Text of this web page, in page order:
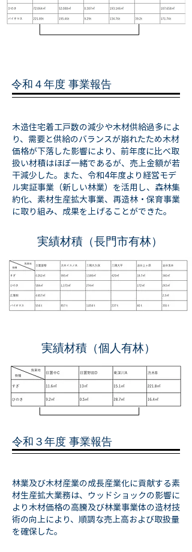
令和４年度 事業報告
木造住宅着工戸数の減少や木材供給過多によ
り、需要と供給のバランスが崩れたため木材
価格が下落した影響により、前年度に比べ取
扱い材積はほぼ一緒であるが、売上金額が若
干減少した。また、令和4年度より経営モデ
ル実証事業（新しい林業）を活用し、森林集
約化、素材生産拡大事業、再造林・保育事業
に取り組み、成果を上げることができた。
実績材積（長門市有林）
実績材積（個人有林）
令和３年度 事業報告
林業及び木材産業の成長産業化に貢献する素
材生産拡大業務は、ウッドショックの影響に
より木材価格の高騰及び林業事業体の造材技
術の向上により、順調な売上高および取扱量
を確保した。